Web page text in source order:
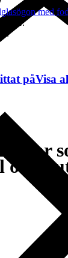
och
med
.
.
påVisa